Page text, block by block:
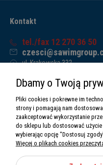
Kontakt
tel./fax 12 270 36 50
ul. Krakowska 332,
Sawim Group Mariusz Zdyb
NIP: 5130284470
REGON: 5246591010
O nas
Dbamy o Twoją
Pliki cookies i pokrewne im
strony i pomagają nam
zaakceptować wykorzystanie
do sklepu lub dostosować
wybierając opcję "Dostosuj
Więcej o plikach cookies